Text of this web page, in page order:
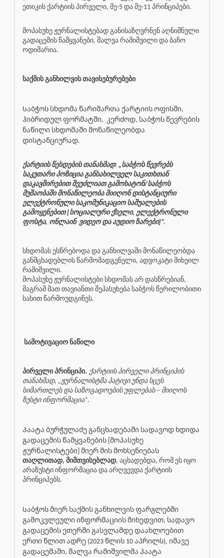
ეთიკის ქარტიის პირველი, მე-5 და მე-11 პრინციპები.
მოპასუხე ჟურნალისტებად განისაზღვრნენ აღნიშნული
გადაცემის წამყვანები, შალვა რამიშვილი და ბაჩო
ოდიშარია.
საქმის განხილვის თავისებურებები
Საბჭოს სხდომა წარიმართა ქარტიის ოფისში,
ჰიბრიდულ ფორმატში, კერძოდ, საბჭოს წევრების
ნაწილი სხდომაში მონაწილეობდა
დისტანციურად.
ქარტიის წესდების თანახმად: „საბჭოს წევრებს
საკუთარი პოზიცია განსახილველ საკითხთან
დაკავშირებით შეუძლიათ გამოხატონ/საბჭოს
მუშაობაში მონაწილეობა მიიღონ დისტანციური
ელექტრონული საკომუნიკაციო საშუალების
გამოყენებით [სოციალური ქსელი, ელექტრონული
ფოსტა, ონლაინ ვიდეო და აუდიო ზარები]“.
სხდომას ესწრებოდა და განხილვაში მონაწილეობდა
განმცხადებლის წარმომადგენელი, ადვოკატი მიხეილ
რამიშვილი.
მოპასუხე ჟურნალისტები სხდომას არ დასწრებიან,
მაგრამ მათ თავიანთი შეპასუხება საბჭოს წერილობითი
სახით წარმოუდგინეს.
სამოტივაციო ნაწილი
პირველი პრინციპი. ქარტიის პირველი პრინციპის
თანახმად, „ჟურნალისტმა პატივი უნდა სცეს
სიმართლეს და საზოგადოების უფლებას – მიიღოს
ზუსტი ინფორმაცია“.
Პაატა ბურჭულაძე განცხადებაში სადავოდ ხდიდა
გადაცემის წამყვანების [მოპასუხე
ჟურნალისტები] მიერ მის მოხსენიებას
თაღლითად, მიმთვისებლად, აცხადებდა, რომ ეს იყო
არაზუსტი ინფორმაცია და არღვევდა ქარტიის
პრინციპებს.
Საბჭოს მიერ საქმის განხილვის ფარგლებში
გამოკვლეული ინფორმაციის მიხედვით, სადავო
გადაცემის ეთერში გასვლამდე დაახლოებით
ერთი წლით ადრე (2023 წლის 10 აპრილს), იმავე
გადაცემაში, შალვა რამიშვილმა პაატა